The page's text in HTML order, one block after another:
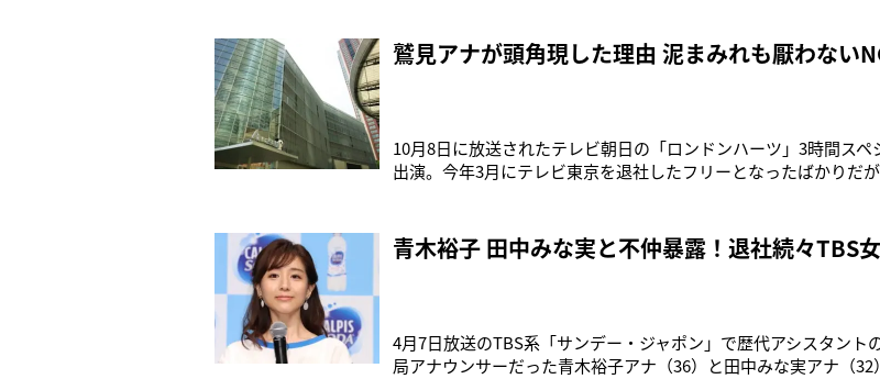
エンディングで画面が切り替わり、彼女1人が登場するといった
のは、2日の放送回で紹介さ
鷲見アナが頭角現した理由 泥まみれも厭わない
10月8日に放送されたテレビ朝日の「ロンドンハーツ」3時間ス
出演。今年3月にテレビ東京を退社したフリーとなったばかりだ
スポーツテスト」。鷲見アナの最大の見せ場となったのは、台
トル進めるかを競う「ギリギリ・
青木裕子 田中みな実と不仲暴露！退社続々TBS
4月7日放送のTBS系「サンデー・ジャポン」で歴代アシスタント
局アナウンサーだった青木裕子アナ（36）と田中みな実アナ（32